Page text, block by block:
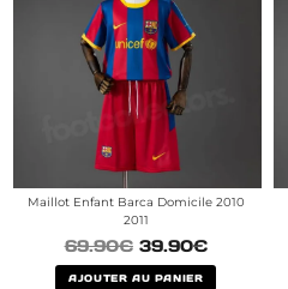
Maillot Enfant Barca Domicile 2010
2011
69.90€ 39.90€
AJOUTER AU PANIER